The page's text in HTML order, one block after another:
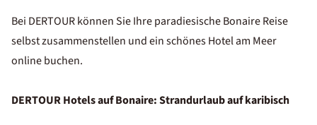
Bei DERTOUR können Sie Ihre paradiesische Bonaire Reise
selbst zusammenstellen und ein schönes Hotel am Meer
online buchen.
DERTOUR Hotels auf Bonaire: Strandurlaub auf karibisch